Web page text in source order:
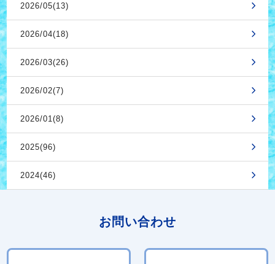
2026/05(13)
2026/04(18)
2026/03(26)
2026/02(7)
2026/01(8)
2025(96)
2024(46)
お問い合わせ